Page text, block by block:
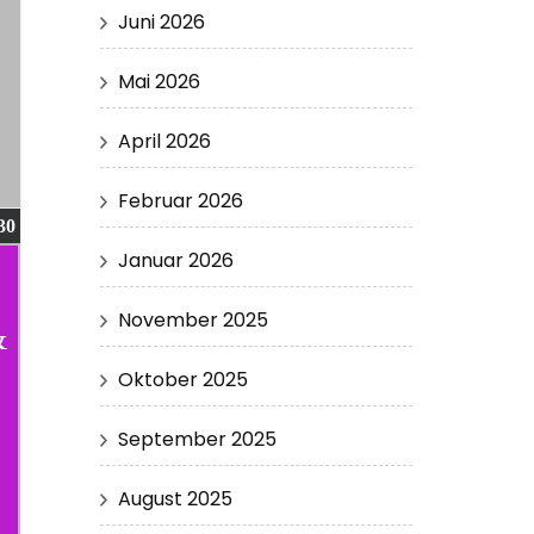
Juni 2026
Mai 2026
April 2026
Februar 2026
Januar 2026
November 2025
Oktober 2025
September 2025
August 2025